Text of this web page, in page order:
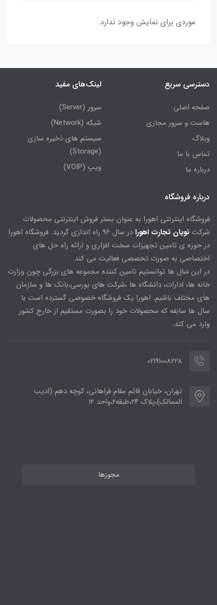
موردی برای نمایش وجود ندارد.
دسترسی سریع
صفحه اصلی
هاست و سرور مجازی
وبلاگ
تماس با ما
درباره ما
لینک‌های مفید
سرور (Server)
شبکه (Network)
سیستم های ذخیره سازی
(Storage)
ویپ (VOIP)
درباره فروشگاه
فروشگاه اینترنتی اهورا به عنوان بستر فروش اینترنتی محصولات
شرکت نویان تجارت اهورا
در سال 96 راه اندازی گردید. فروشگاه اهورا
در حوزه ی تامین تجهیزات سخت افزاری و ارائه راه حل های
اختصاصی به صورت تخصصی فعالیت می کند.
در این سال ها توانستیم تامین کننده مجموعه های بزرگی چون وزارت
خانه ها، ادارات، دانشگاه ها ،شرکت های بورسی،بانک ها و سازمان
های مختلف باشیم. اهورا یک فروشگاه خصوصی گسترده است با
سال ها سابقه که محصولات خود را بصورت مستقیم از خارج کشور
وارد می کند.
02191008228
تهران، خیابان قائم مقام فراهانی، کوچه دهم (ادیب
الممالک)،پلاک ۲۴،طبقه۲،واحد ۱۲
مجوزها